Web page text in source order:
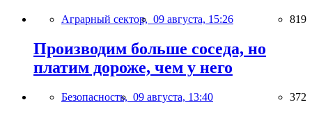
Аграрный сектор, 09 августа, 15:26 819
Производим больше соседа, но
платим дороже, чем у него
Безопасность, 09 августа, 13:40 372